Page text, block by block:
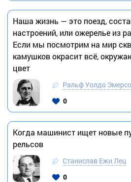
Наша жизнь — это поезд,
настроений, или ожерелье из
Если мы посмотрим на мир
камушков окрасит всё,
цвет
Ральф Уолдо
0
Когда машинист ищет новые
рельсов
Станислав Ежи Лец
0